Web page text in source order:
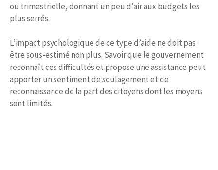
ou trimestrielle, donnant un peu d’air aux budgets les
plus serrés.
L’impact psychologique de ce type d’aide ne doit pas
être sous-estimé non plus. Savoir que le gouvernement
reconnaît ces difficultés et propose une assistance peut
apporter un sentiment de soulagement et de
reconnaissance de la part des citoyens dont les moyens
sont limités.